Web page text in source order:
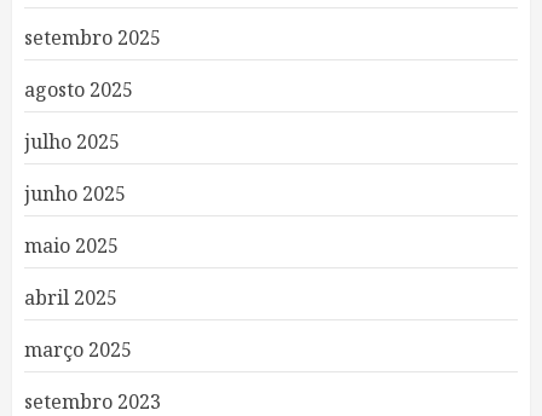
setembro 2025
agosto 2025
julho 2025
junho 2025
maio 2025
abril 2025
março 2025
setembro 2023